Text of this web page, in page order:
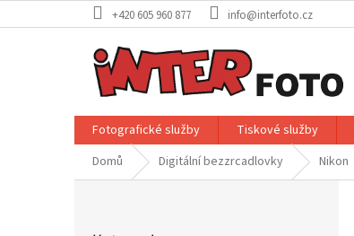
na
+420 605 960 877 info@interfoto.cz
Fotografické služby Tiskové služby
Domů
Digitální bezzrcadlovky Nikon